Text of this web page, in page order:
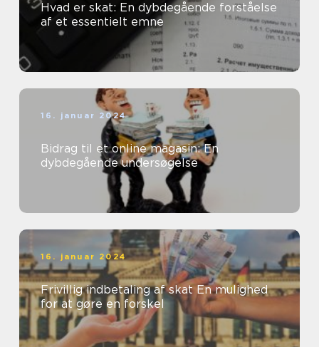
Hvad er skat: En dybdegående forståelse
af et essentielt emne
16. januar 2024
Bidrag til et online magasin: En
dybdegående undersøgelse
16. januar 2024
Frivillig indbetaling af skat En mulighed
for at gøre en forskel